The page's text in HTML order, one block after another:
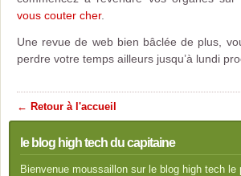
vous couter cher.
Une revue de web bien bâclée de plus,
perdre votre temps ailleurs jusqu’à lundi
← Retour à l'accueil
le blog high tech du capitaine
Bienvenue moussaillon sur le blog high tech le